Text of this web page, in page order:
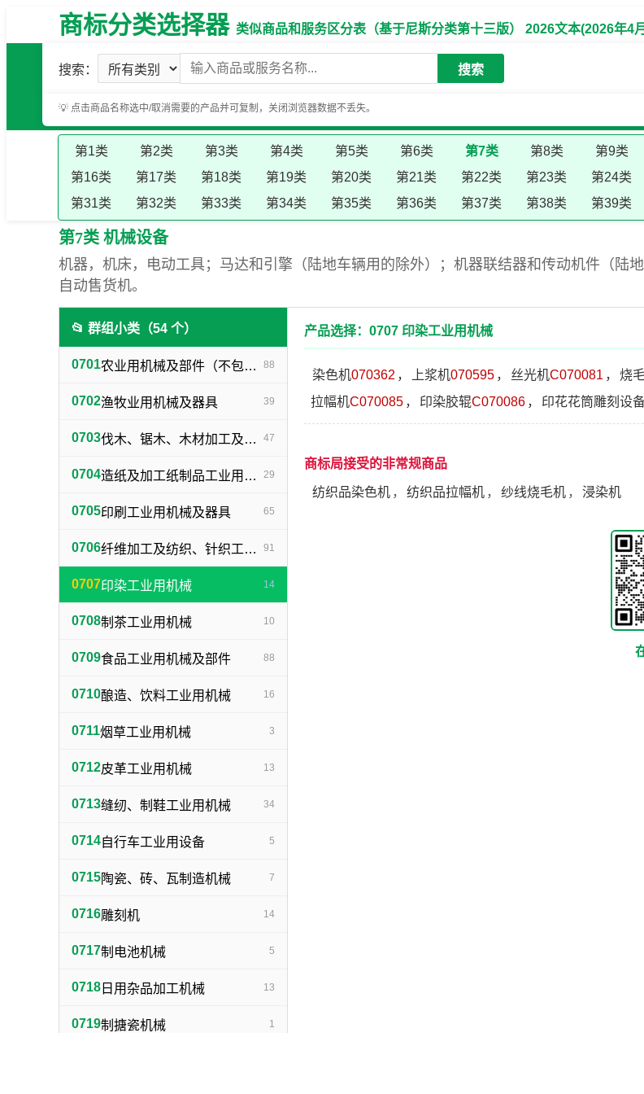
商标分类选择器类似商品和服务区分表（基于尼斯分类第十三版） 2026文本(2026年4
搜索： 搜索
💡 点击商品名称选中/取消需要的产品并可复制，关闭浏览器数据不丢失。
第1类 第2类 第3类 第4类 第5类 第6类 第7类 第8类 第9类
第16类
第17类 第18类 第19类 第20类 第21类 第22类 第23类 第24类
第31类
第32类 第33类 第34类 第35类 第36类 第37类 第38类 第39类
第7类 机械设备
机器，机床，电动工具；马达和引擎（陆地车辆用的除外）；机器联结器和传动机件（陆
自动售货机。
📂 群组小类（54 个）
0701 农业用机械及部件（不包括小农具） 88
0702渔牧业用机械及器具 39
0703 伐木、锯木、木材加工及火柴生产用机械及器具 47
0704 造纸及加工纸制品工业用机械及器具 29
0705印刷工业用机械及器具 65
0706 纤维加工及纺织、针织工业用机械及部件 91
0707印染工业用机械 14
0708制茶工业用机械 10
0709食品工业用机械及部件 88
0710酿造、饮料工业用机械 16
0711烟草工业用机械 3
0712皮革工业用机械 13
0713缝纫、制鞋工业用机械 34
0714自行车工业用设备 5
0715陶瓷、砖、瓦制造机械 7
0716雕刻机 14
0717制电池机械 5
0718 日用杂品加工机械 13
0719制搪瓷机械 1
产品选择：0707 印染工业用机械
染色机070362 ， 上浆机070595 ， 丝光机C070081 ， 烧
拉幅机C070085 ， 印染胶辊C070086 ， 印花花筒雕刻设
商标局接受的非常规商品
纺织品染色机 ， 纺织品拉幅机 ， 纱线烧毛机 ， 浸染机